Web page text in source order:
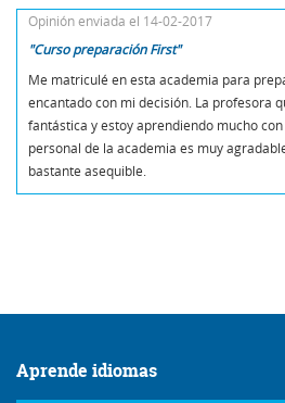
Opinión enviada el 14-02-2017
"Curso preparación First"
Me matriculé en esta academia para
encantado con mi decisión. La profesora
fantástica y estoy aprendiendo mucho
personal de la academia es muy
bastante asequible.
Aprende idiomas